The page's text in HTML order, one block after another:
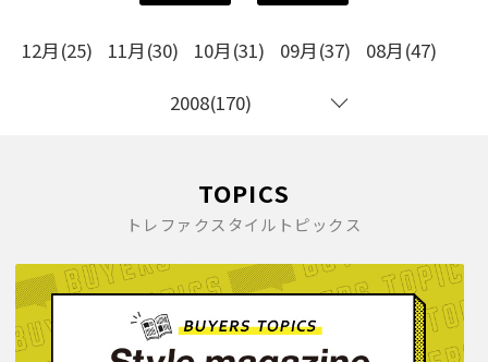
12月(25) 11月(30) 10月(31) 09月(37)
08月(47)
2008(170)
TOPICS
トレファクスタイルトピックス